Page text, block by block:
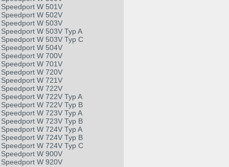
Speedport W 501V
Speedport W 502V
Speedport W 503V
Speedport W 503V Typ A
Speedport W 503V Typ C
Speedport W 504V
Speedport W 700V
Speedport W 701V
Speedport W 720V
Speedport W 721V
Speedport W 722V
Speedport W 722V Typ A
Speedport W 722V Typ B
Speedport W 723V Typ A
Speedport W 723V Typ B
Speedport W 724V Typ A
Speedport W 724V Typ B
Speedport W 724V Typ C
Speedport W 900V
Speedport W 920V